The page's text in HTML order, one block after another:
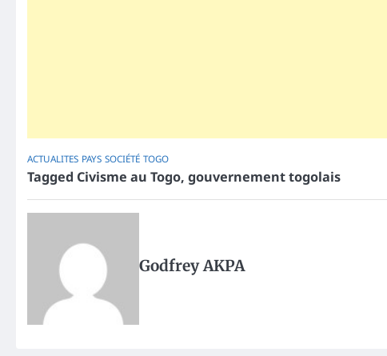
ACTUALITES PAYS SOCIÉTÉ TOGO
Tagged Civisme au Togo, gouvernement togolais
Godfrey AKPA